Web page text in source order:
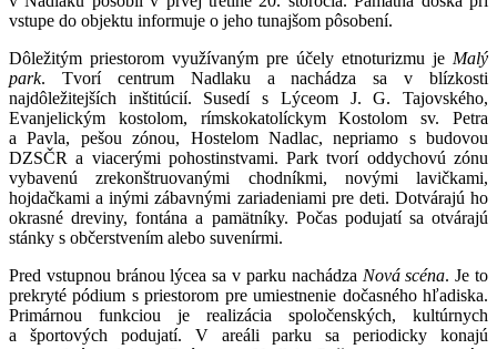
vstupe do objektu informuje o jeho tunajšom pôsobení.
Dôležitým priestorom využívaným pre účely etnoturizmu je Malý
park. Tvorí centrum Nadlaku a nachádza sa v blízkosti
najdôležitejších inštitúcií. Susedí s Lýceom J. G. Tajovského,
Evanjelickým kostolom, rímskokatolíckym Kostolom sv. Petra
a Pavla, pešou zónou, Hostelom Nadlac, nepriamo s budovou
DZSČR a viacerými pohostinstvami. Park tvorí oddychovú zónu
vybavenú zrekonštruovanými chodníkmi, novými lavičkami,
hojdačkami a inými zábavnými zariadeniami pre deti. Dotvárajú ho
okrasné dreviny, fontána a pamätníky. Počas podujatí sa otvárajú
stánky s občerstvením alebo suvenírmi.
Pred vstupnou bránou lýcea sa v parku nachádza Nová scéna. Je to
prekryté pódium s priestorom pre umiestnenie dočasného hľadiska.
Primárnou funkciou je realizácia spoločenských, kultúrnych
a športových podujatí. V areáli parku sa periodicky konajú